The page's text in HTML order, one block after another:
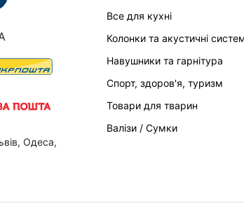
Одеса,
Все для кухні
Колонки та акустичні
Навушники та гарнітура
Спорт, здоров'я, туризм
Товари для тварин
Валізи / Сумки